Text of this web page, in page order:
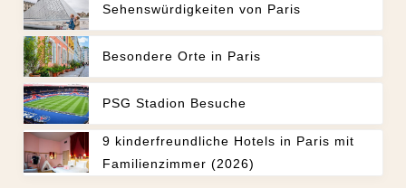
Sehenswürdigkeiten von Paris
Besondere Orte in Paris
PSG Stadion Besuche
9 kinderfreundliche Hotels in Paris mit
Familienzimmer (2026)